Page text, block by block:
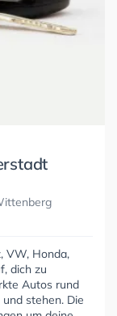
VW, Honda,
dich zu
Autos rund
stehen. Die